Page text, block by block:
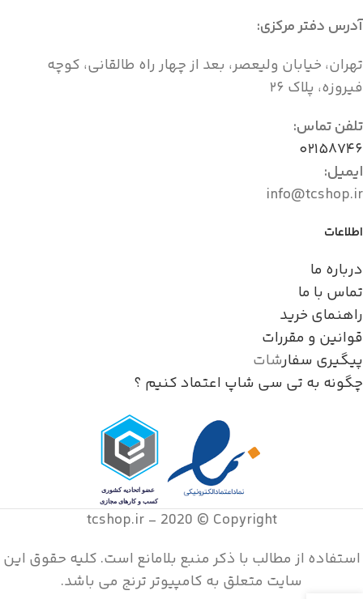
آدرس دفتر مرکزی:
تهران، خیابان ولیعصر، بعد از چهار راه طالقانی، کوچه
فیروزه، پلاک ۲۶
تلفن تماس:
۰۲۱۵۸۷۴۶
ایمیل:
info@tcshop.ir
اطلاعات
درباره ما
تماس با ما
راهنمای خرید
قوانین و مقررات
پیگیری سفارشات
چگونه به تی سی شاپ اعتماد کنیم ؟
tcshop.ir - 2020 © Copyright
استفاده از مطالب با ذکر منبع بلامانع است. کليه حقوق اين
سايت متعلق به کامپیوتر ترنج می باشد.